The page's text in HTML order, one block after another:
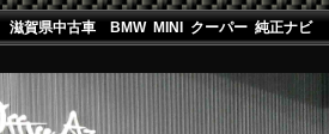
滋賀県中古車 BMW MINI クーパー 純正ナビ